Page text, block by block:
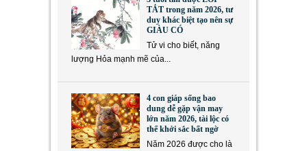
TẮT trong năm 2026, tư
duy khác biệt tạo nên sự
GIÀU CÓ
Tử vi cho biết, năng
lượng Hỏa mạnh mẽ của...
4 con giáp sống bao
dung dễ gặp vận may
lớn năm 2026, tài lộc có
thể khởi sắc bất ngờ
Năm 2026 được cho là